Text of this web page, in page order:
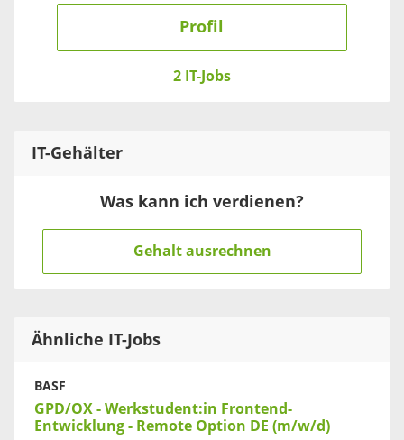
Profil
2 IT-Jobs
IT-Gehälter
Was kann ich verdienen?
Gehalt ausrechnen
Ähnliche IT-Jobs
BASF
GPD/OX - Werkstudent:in Frontend-
Entwicklung - Remote Option DE (m/w/d)